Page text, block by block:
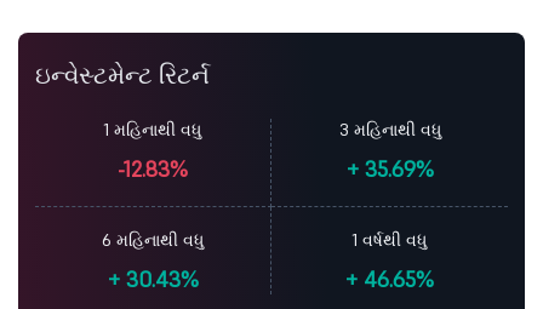
ઇન્વેસ્ટમેન્ટ રિટર્ન
1 મહિનાથી વધુ
-12.83%
3 મહિનાથી વધુ
+35.69%
6 મહિનાથી વધુ
+30.43%
1 વર્ષથી વધુ
+ 46.65%